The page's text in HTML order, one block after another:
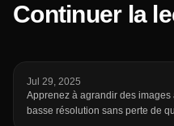
Continuer la
Jul 29, 2025
Apprenez à agrandir des images
basse résolution sans perte de